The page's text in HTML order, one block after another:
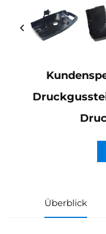
Überblick